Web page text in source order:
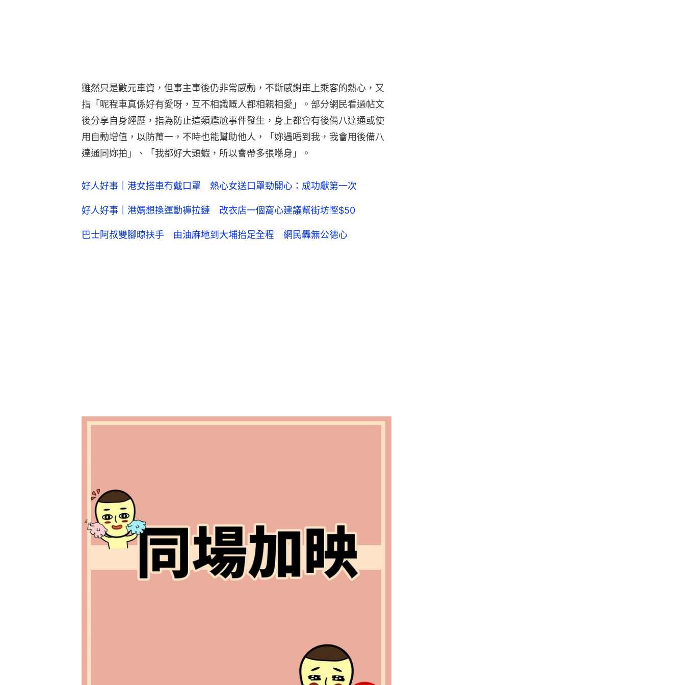
雖然只是數元車資，但事主事後仍非常感動，不斷感謝車上乘客的熱心，又
指「呢程車真係好有愛呀，互不相識嘅人都相親相愛」。部分網民看過帖文
後分享自身經歷，指為防止這類尷尬事件發生，身上都會有後備八達通或使
用自動增值，以防萬一，不時也能幫助他人，「妳遇唔到我，我會用後備八
達通同妳拍」、「我都好大頭蝦，所以會帶多張喺身」。
好人好事｜港女搭車冇戴口罩 熱心女送口罩勁開心：成功獻第一次
好人好事｜港媽想換運動褲拉鏈 改衣店一個窩心建議幫街坊慳$50
巴士阿叔雙腳晾扶手 由油麻地到大埔抬足全程 網民轟無公德心